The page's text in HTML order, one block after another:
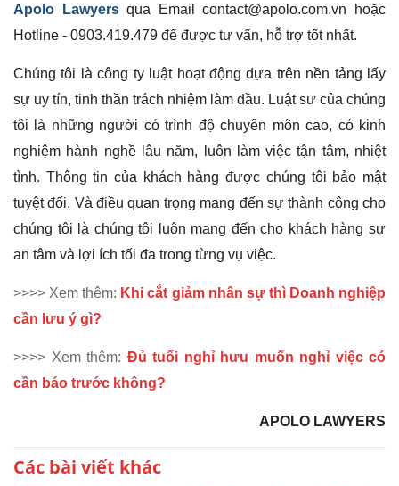
Apolo Lawyersqua Email contact@apolo.com.vn hoặc
Hotline - 0903.419.479 để được tư vấn, hỗ trợ tốt nhất.
Chúng tôi là công ty luật hoạt động dựa trên nền tảng lấy
sự uy tín, tinh thần trách nhiệm làm đầu. Luật sư của chúng
tôi là những người có trình độ chuyên môn cao, có kinh
nghiệm hành nghề lâu năm, luôn làm việc tận tâm, nhiệt
tình. Thông tin của khách hàng được chúng tôi bảo mật
tuyệt đối. Và điều quan trọng mang đến sự thành công cho
chúng tôi là chúng tôi luôn mang đến cho khách hàng sự
an tâm và lợi ích tối đa trong từng vụ việc.
>>>> Xem thêm: Khi cắt giảm nhân sự thì Doanh nghiệp
cần lưu ý gì?
>>>> Xem thêm: Đủ tuổi nghỉ hưu muốn nghỉ việc có
cần báo trước không?
APOLO LAWYERS
Các bài viết khác